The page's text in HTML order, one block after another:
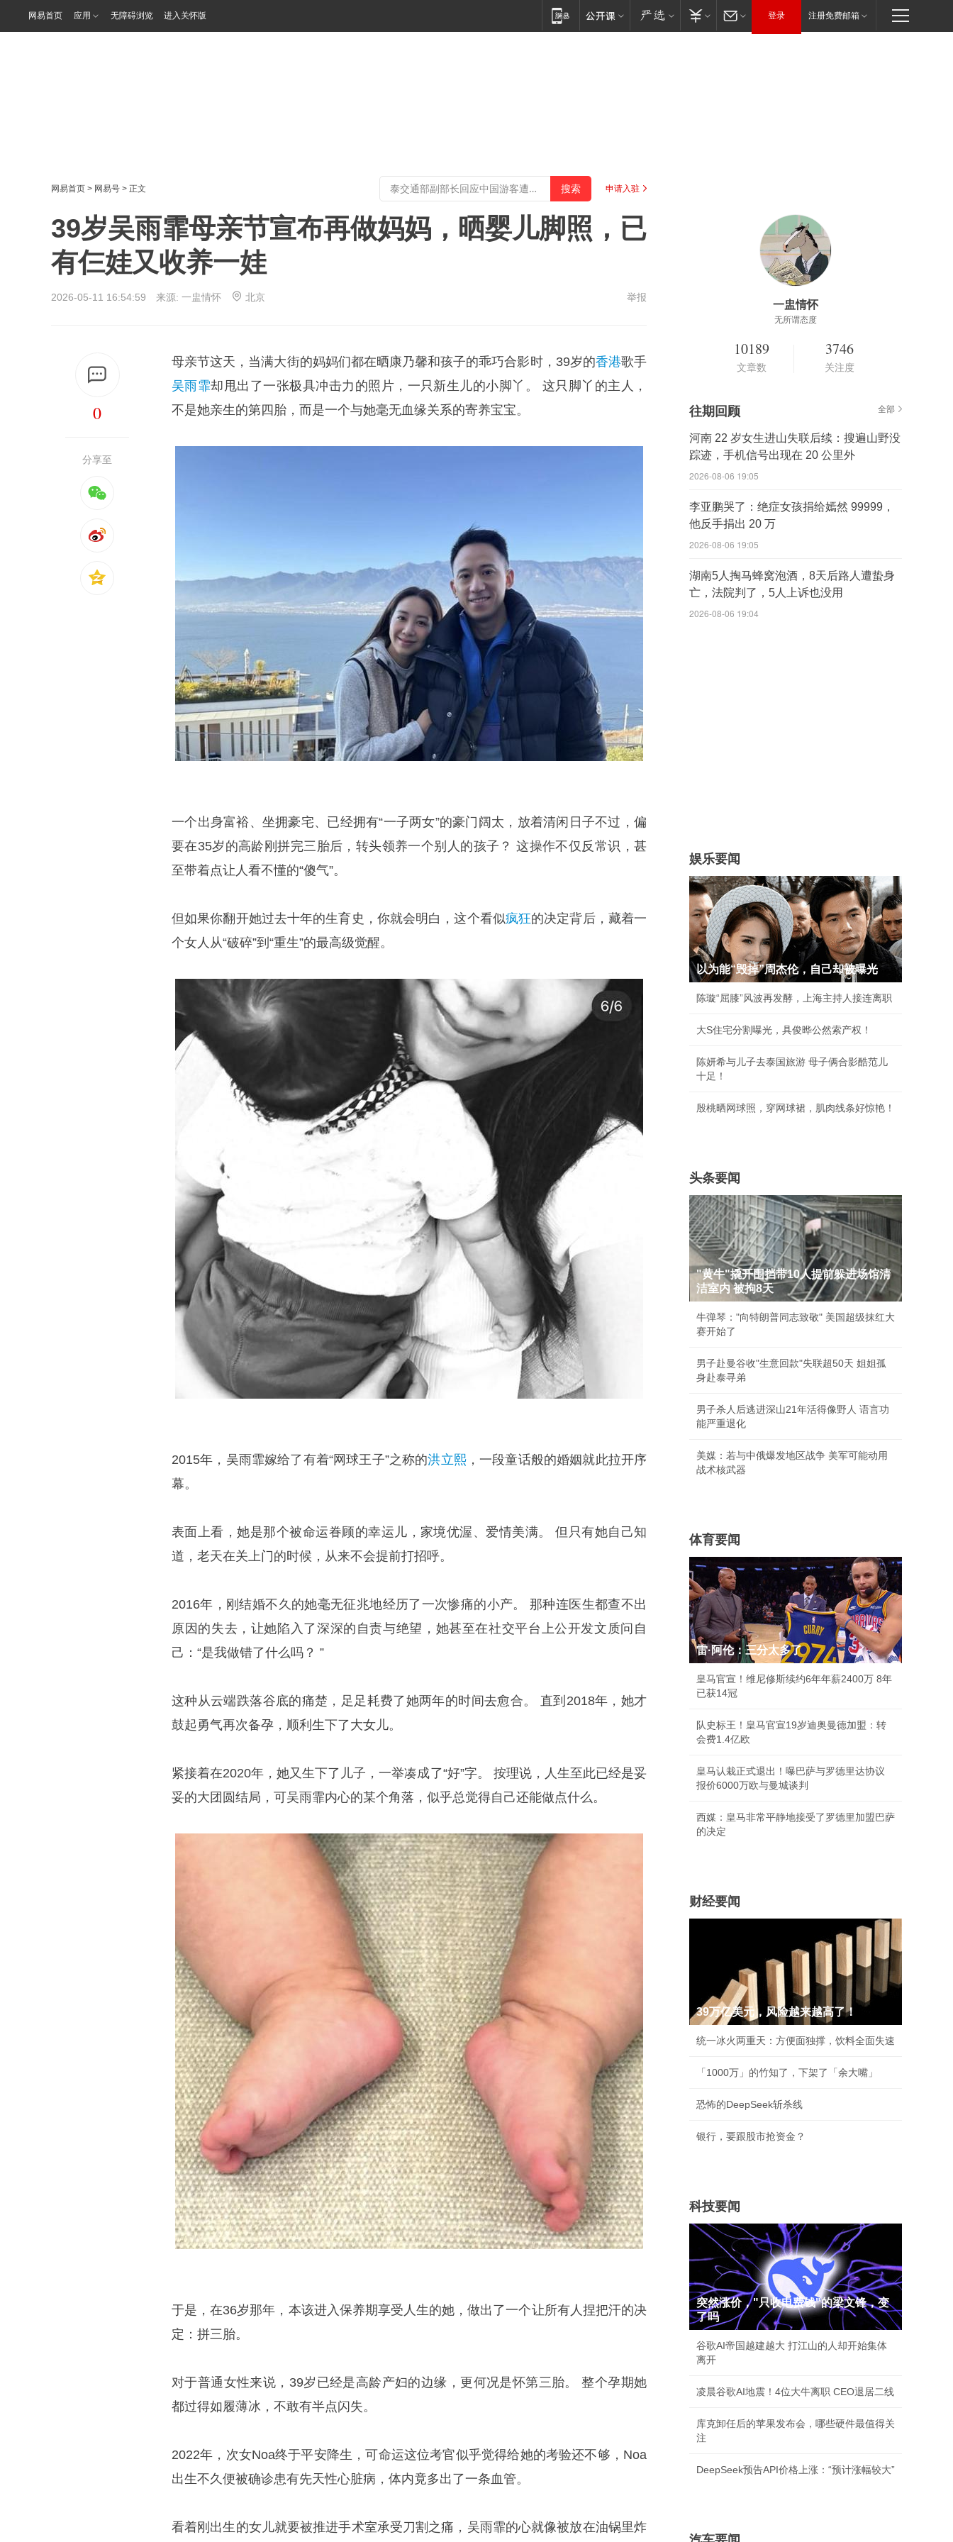
网易首页 应用 无障碍浏览 进入关怀版 登录 注册免费邮箱
网易首页 > 网易号 > 正文 申请入驻
39岁吴雨霏母亲节宣布再做妈妈，晒婴儿脚照，已
有仨娃又收养一娃
2026-05-11 16:54:59 来源: 一盅情怀 北京 举报
0
分享至
母亲节这天，当满大街的妈妈们都在晒康乃馨和孩子的乖巧合影时，39岁的香港歌手
吴雨霏却甩出了一张极具冲击力的照片，一只新生儿的小脚丫。 这只脚丫的主人，
不是她亲生的第四胎，而是一个与她毫无血缘关系的寄养宝宝。
一个出身富裕、坐拥豪宅、已经拥有“一子两女”的豪门阔太，放着清闲日子不过，偏
要在35岁的高龄刚拼完三胎后，转头领养一个别人的孩子？ 这操作不仅反常识，甚
至带着点让人看不懂的“傻气”。
但如果你翻开她过去十年的生育史，你就会明白，这个看似疯狂的决定背后，藏着一
个女人从“破碎”到“重生”的最高级觉醒。
2015年，吴雨霏嫁给了有着“网球王子”之称的洪立熙，一段童话般的婚姻就此拉开序
幕。
表面上看，她是那个被命运眷顾的幸运儿，家境优渥、爱情美满。 但只有她自己知
道，老天在关上门的时候，从来不会提前打招呼。
2016年，刚结婚不久的她毫无征兆地经历了一次惨痛的小产。 那种连医生都查不出
原因的失去，让她陷入了深深的自责与绝望，她甚至在社交平台上公开发文质问自
己：“是我做错了什么吗？ ”
这种从云端跌落谷底的痛楚，足足耗费了她两年的时间去愈合。 直到2018年，她才
鼓起勇气再次备孕，顺利生下了大女儿。
紧接着在2020年，她又生下了儿子，一举凑成了“好”字。 按理说，人生至此已经是妥
妥的大团圆结局，可吴雨霏内心的某个角落，似乎总觉得自己还能做点什么。
于是，在36岁那年，本该进入保养期享受人生的她，做出了一个让所有人捏把汗的决
定：拼三胎。
对于普通女性来说，39岁已经是高龄产妇的边缘，更何况是怀第三胎。 整个孕期她
都过得如履薄冰，不敢有半点闪失。
2022年，次女Noa终于平安降生，可命运这位考官似乎觉得给她的考验还不够，Noa
出生不久便被确诊患有先天性心脏病，体内竟多出了一条血管。
看着刚出生的女儿就要被推进手术室承受刀割之痛，吴雨霏的心就像被放在油锅里炸
一盅情怀
无所谓态度
10189
文章数
3746
关注度
往期回顾 全部
河南 22 岁女生进山失联后续：搜遍山野没
踪迹，手机信号出现在 20 公里外
2026-08-06 19:05
李亚鹏哭了：绝症女孩捐给嫣然 99999，
他反手捐出 20 万
2026-08-06 19:05
湖南5人掏马蜂窝泡酒，8天后路人遭蛰身
亡，法院判了，5人上诉也没用
2026-08-06 19:04
娱乐要闻
以为能“毁掉”周杰伦，自己却被曝光
陈璇“屈膝”风波再发酵，上海主持人接连离职
大S住宅分割曝光，具俊晔公然索产权！
陈妍希与儿子去泰国旅游 母子俩合影酷范儿
十足！
殷桃晒网球照，穿网球裙，肌肉线条好惊艳！
头条要闻
"黄牛"撬开围挡带10人提前躲进场馆清
洁室内 被拘8天
牛弹琴："向特朗普同志致敬" 美国超级抹红大
赛开始了
男子赴曼谷收"生意回款"失联超50天 姐姐孤
身赴泰寻弟
男子杀人后逃进深山21年活得像野人 语言功
能严重退化
美媒：若与中俄爆发地区战争 美军可能动用
战术核武器
体育要闻
雷·阿伦：三分太多了
皇马官宣！维尼修斯续约6年年薪2400万 8年
已获14冠
队史标王！皇马官宣19岁迪奥曼德加盟：转
会费1.4亿欧
皇马认栽正式退出！曝巴萨与罗德里达协议
报价6000万欧与曼城谈判
西媒：皇马非常平静地接受了罗德里加盟巴萨
的决定
财经要闻
39万亿美元，风险越来越高了！
统一冰火两重天：方便面独撑，饮料全面失速
「1000万」的竹知了，下架了「余大嘴」
恐怖的DeepSeek斩杀线
银行，要跟股市抢资金？
科技要闻
突然涨价，"只收电费钱"的梁文锋，变
了吗
谷歌AI帝国越建越大 打江山的人却开始集体
离开
凌晨谷歌AI地震！4位大牛离职 CEO退居二线
库克卸任后的苹果发布会，哪些硬件最值得关
注
DeepSeek预告API价格上涨：“预计涨幅较大”